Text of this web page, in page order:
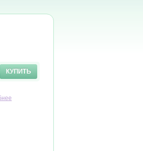
КУПИТЬ